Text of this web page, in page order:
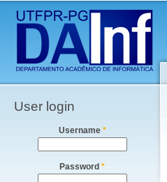
Main menu
User login
Username *
Password *